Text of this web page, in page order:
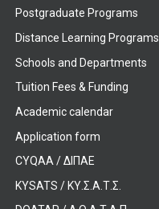
Postgraduate Programs
Distance Learning Programs
Schools and Departments
Tuition Fees & Funding
Academic calendar
Application form
CYQAA / ΔΙΠΑΕ
KYSATS / ΚΥ.Σ.Α.Τ.Σ.